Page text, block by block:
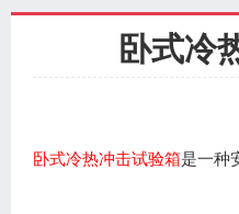
卧式冷
卧式冷热冲击试验箱是一种